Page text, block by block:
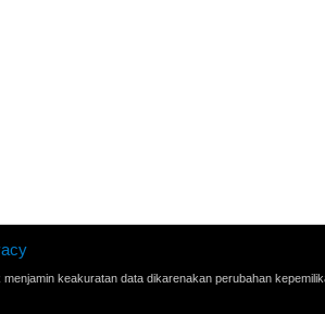
menjamin keakuratan data dikarenakan perubahan